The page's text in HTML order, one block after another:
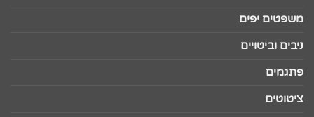
משפטים יפים
ניבים וביטויים
פתגמים
ציטוטים